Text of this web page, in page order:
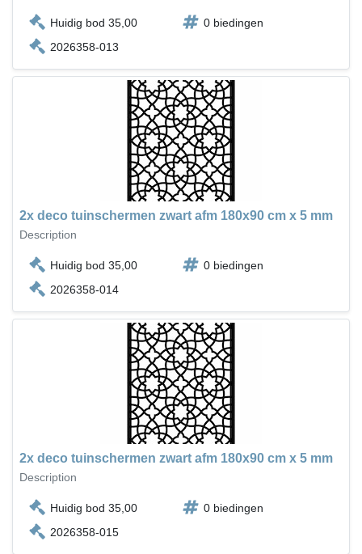
Huidig bod 35,00
0 biedingen
2026358-013
2x deco tuinschermen zwart afm 180x90 cm x 5 mm
Description
Huidig bod 35,00
0 biedingen
2026358-014
2x deco tuinschermen zwart afm 180x90 cm x 5 mm
Description
Huidig bod 35,00
0 biedingen
2026358-015